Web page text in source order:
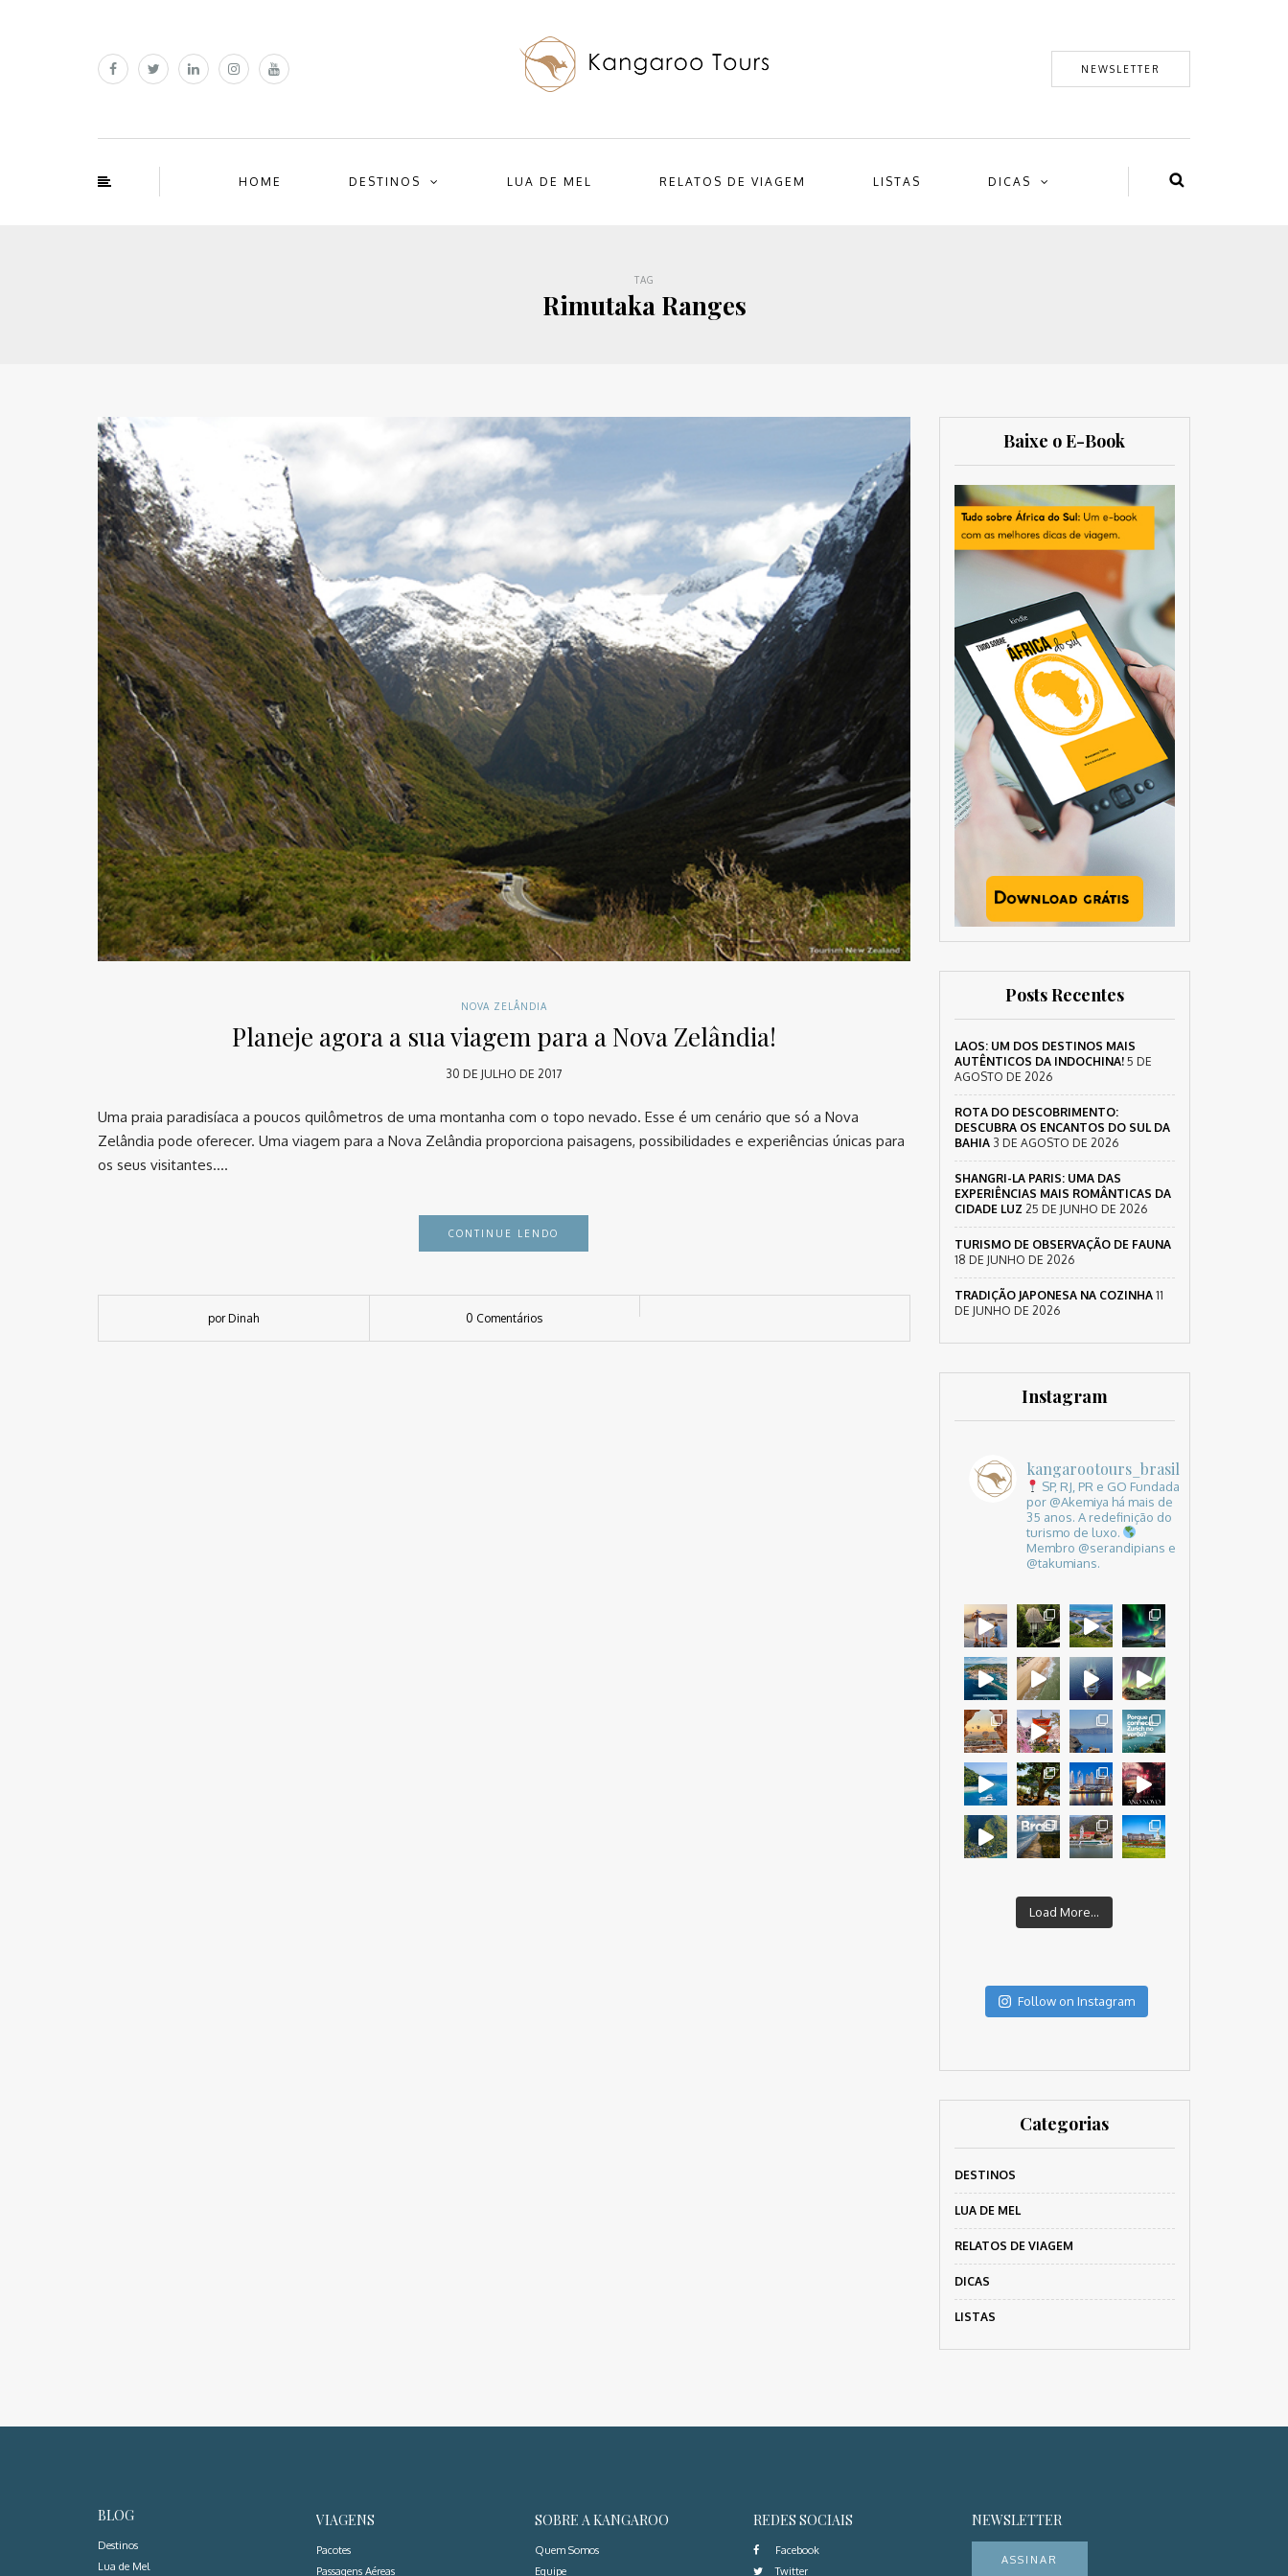
NEWSLETTER
HOME DESTINOS LUA DE MEL RELATOS DE VIAGEM LISTAS DICAS
TAG
Rimutaka Ranges
NOVA ZELÂNDIA
Planeje agora a sua viagem para a Nova Zelândia!
30 DE JULHO DE 2017
Uma praia paradisíaca a poucos quilômetros de uma montanha com o topo nevado. Esse é um cenário que só a Nova
Zelândia pode oferecer. Uma viagem para a Nova Zelândia proporciona paisagens, possibilidades e experiências únicas para
os seus visitantes….
CONTINUE LENDO
por Dinah 0 Comentários
Baixe o E-Book
Posts Recentes
LAOS: UM DOS DESTINOS MAIS
AUTÊNTICOS DA INDOCHINA! 5 DE
AGOSTO DE 2026
ROTA DO DESCOBRIMENTO:
DESCUBRA OS ENCANTOS DO SUL DA
BAHIA 3 DE AGOSTO DE 2026
SHANGRI-LA PARIS: UMA DAS
EXPERIÊNCIAS MAIS ROMÂNTICAS DA
CIDADE LUZ 25 DE JUNHO DE 2026
TURISMO DE OBSERVAÇÃO DE FAUNA
18 DE JUNHO DE 2026
TRADIÇÃO JAPONESA NA COZINHA 11
DE JUNHO DE 2026
Instagram
kangarootours_brasil
SP, RJ, PR e GO Fundada
por @Akemiya há mais de
35 anos. A redefinição do
turismo de luxo.
Membro @serandipians e
@takumians.
Load More...
Follow on Instagram
Categorias
DESTINOS
LUA DE MEL
RELATOS DE VIAGEM
DICAS
LISTAS
BLOG
Destinos
Lua de Mel
VIAGENS
Pacotes
Passagens Aéreas
SOBRE A KANGAROO
Quem Somos
Equipe
REDES SOCIAIS
Facebook
Twitter
NEWSLETTER
ASSINAR